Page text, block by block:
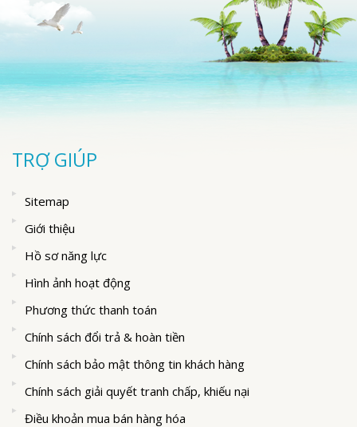
TRỢ GIÚP
Sitemap
Giới thiệu
Hồ sơ năng lực
Hình ảnh hoạt động
Phương thức thanh toán
Chính sách đổi trả & hoàn tiền
Chính sách bảo mật thông tin khách hàng
Chính sách giải quyết tranh chấp, khiếu nại
Điều khoản mua bán hàng hóa